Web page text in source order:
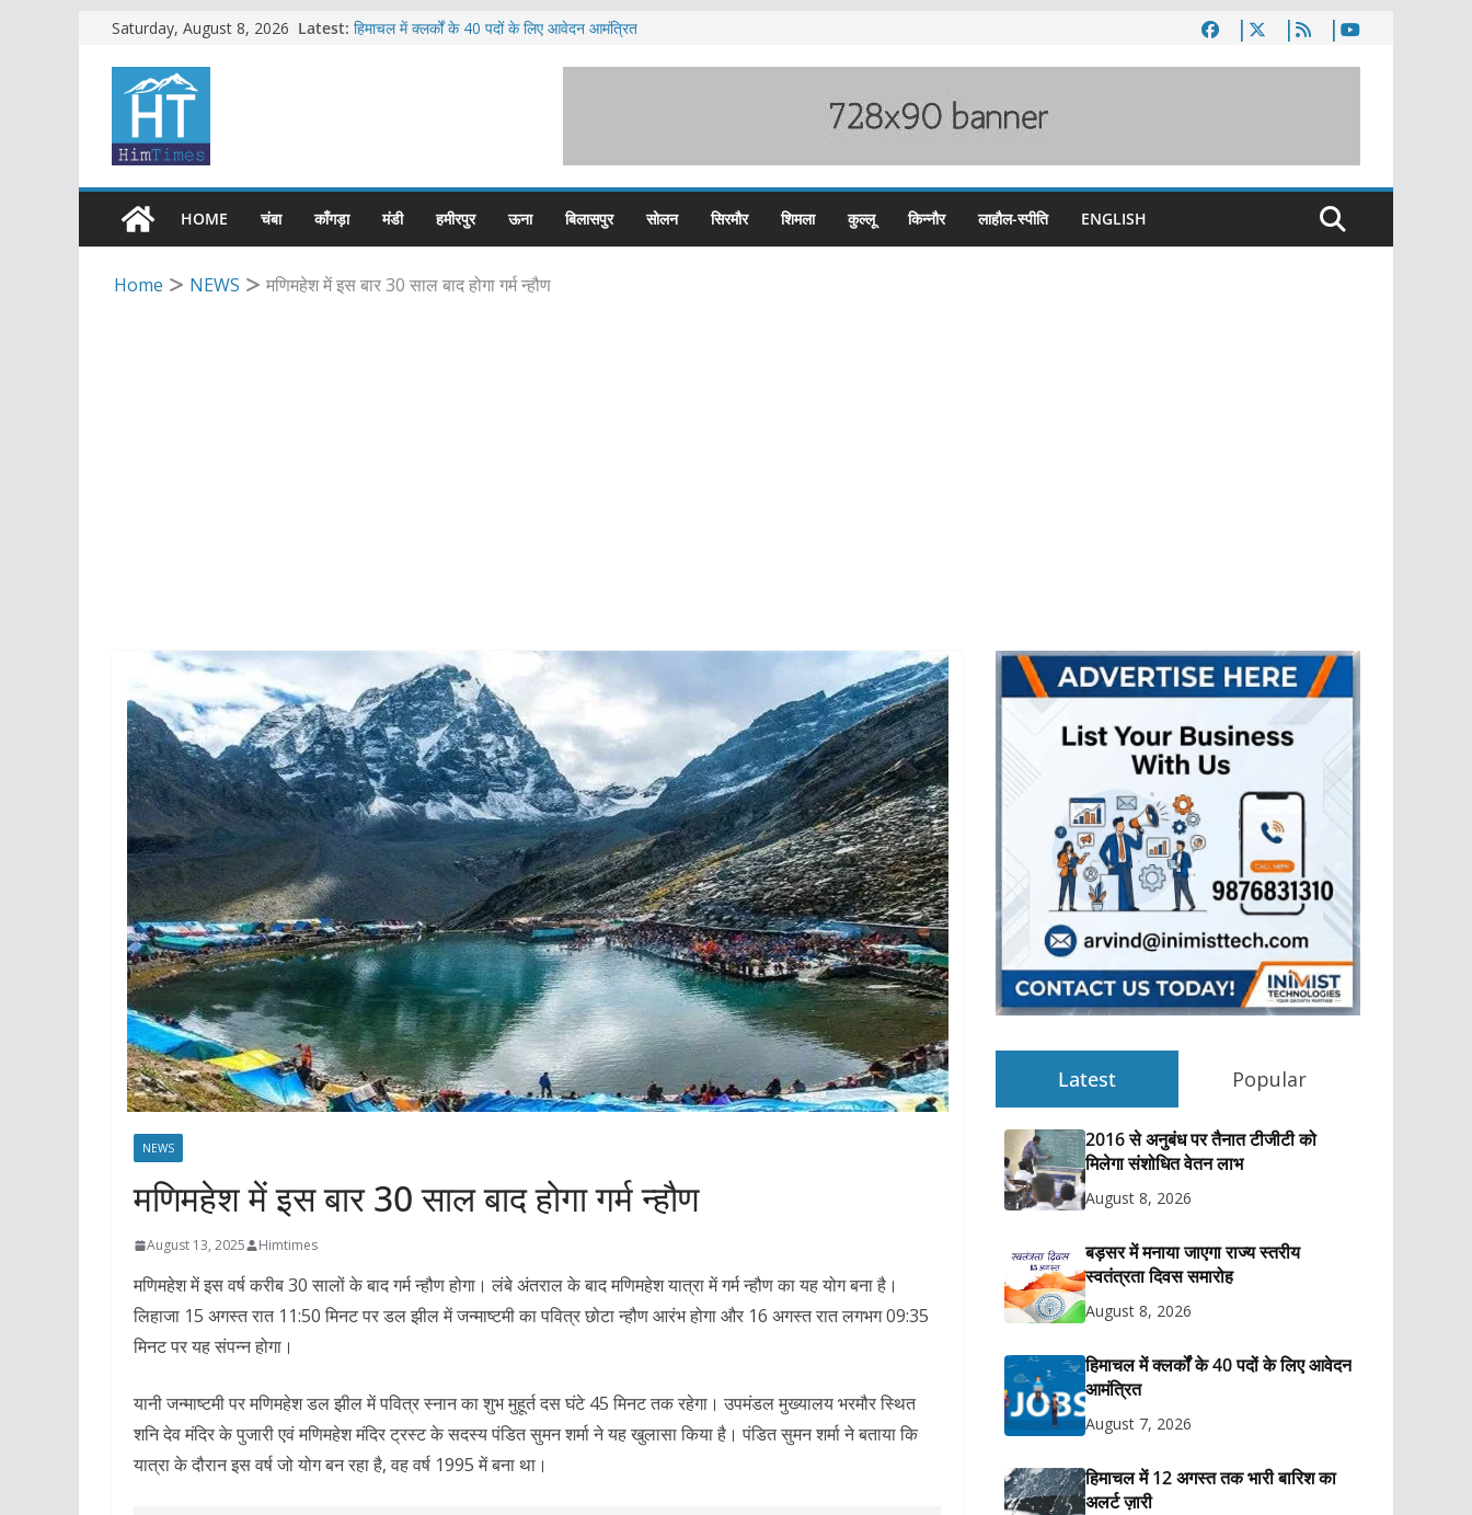
Skip
content
Saturday, August 8, 2026 Latest: हिमाचल में क्लर्कों के 40 पदों के लिए आवेदन आमंत्रित
सब-इंस्पेक्टर सहित शिमला पुलिस के तीन कर्मचारी सस्पेंड
HOME चंबा काँगड़ा मंडी हमीरपुर ऊना बिलासपुर सोलन सिरमौर शिमला कुल्लू किन्नौर लाहौल-स्पीति ENGLISH
Home NEWS मणिमहेश में इस बार 30 साल बाद होगा गर्म न्हौण
NEWS
मणिमहेश में इस बार 30 साल बाद होगा गर्म न्हौण
August 13, 2025 Himtimes
मणिमहेश में इस वर्ष करीब 30 सालों के बाद गर्म न्हौण होगा। लंबे अंतराल के बाद मणिमहेश यात्रा में गर्म न्हौण का यह योग बना है।
लिहाजा 15 अगस्त रात 11:50 मिनट पर डल झील में जन्माष्टमी का पवित्र छोटा न्हौण आरंभ होगा और 16 अगस्त रात लगभग 09:35
मिनट पर यह संपन्न होगा।
यानी जन्माष्टमी पर मणिमहेश डल झील में पवित्र स्नान का शुभ मुहूर्त दस घंटे 45 मिनट तक रहेगा। उपमंडल मुख्यालय भरमौर स्थित
शनि देव मंदिर के पुजारी एवं मणिमहेश मंदिर ट्रस्ट के सदस्य पंडित सुमन शर्मा ने यह खुलासा किया है। पंडित सुमन शर्मा ने बताया कि
यात्रा के दौरान इस वर्ष जो योग बन रहा है, वह वर्ष 1995 में बना था।
Latest Popular
2016 से अनुबंध पर तैनात टीजीटी को
मिलेगा संशोधित वेतन लाभ
August 8, 2026
बड़सर में मनाया जाएगा राज्य स्तरीय
स्वतंत्रता दिवस समारोह
August 8, 2026
हिमाचल में क्लर्कों के 40 पदों के लिए आवेदन
आमंत्रित
August 7, 2026
हिमाचल में 12 अगस्त तक भारी बारिश का
अलर्ट ज़ारी